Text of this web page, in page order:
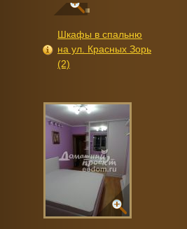
Шкафы в спальню
на ул. Красных Зорь
(2)